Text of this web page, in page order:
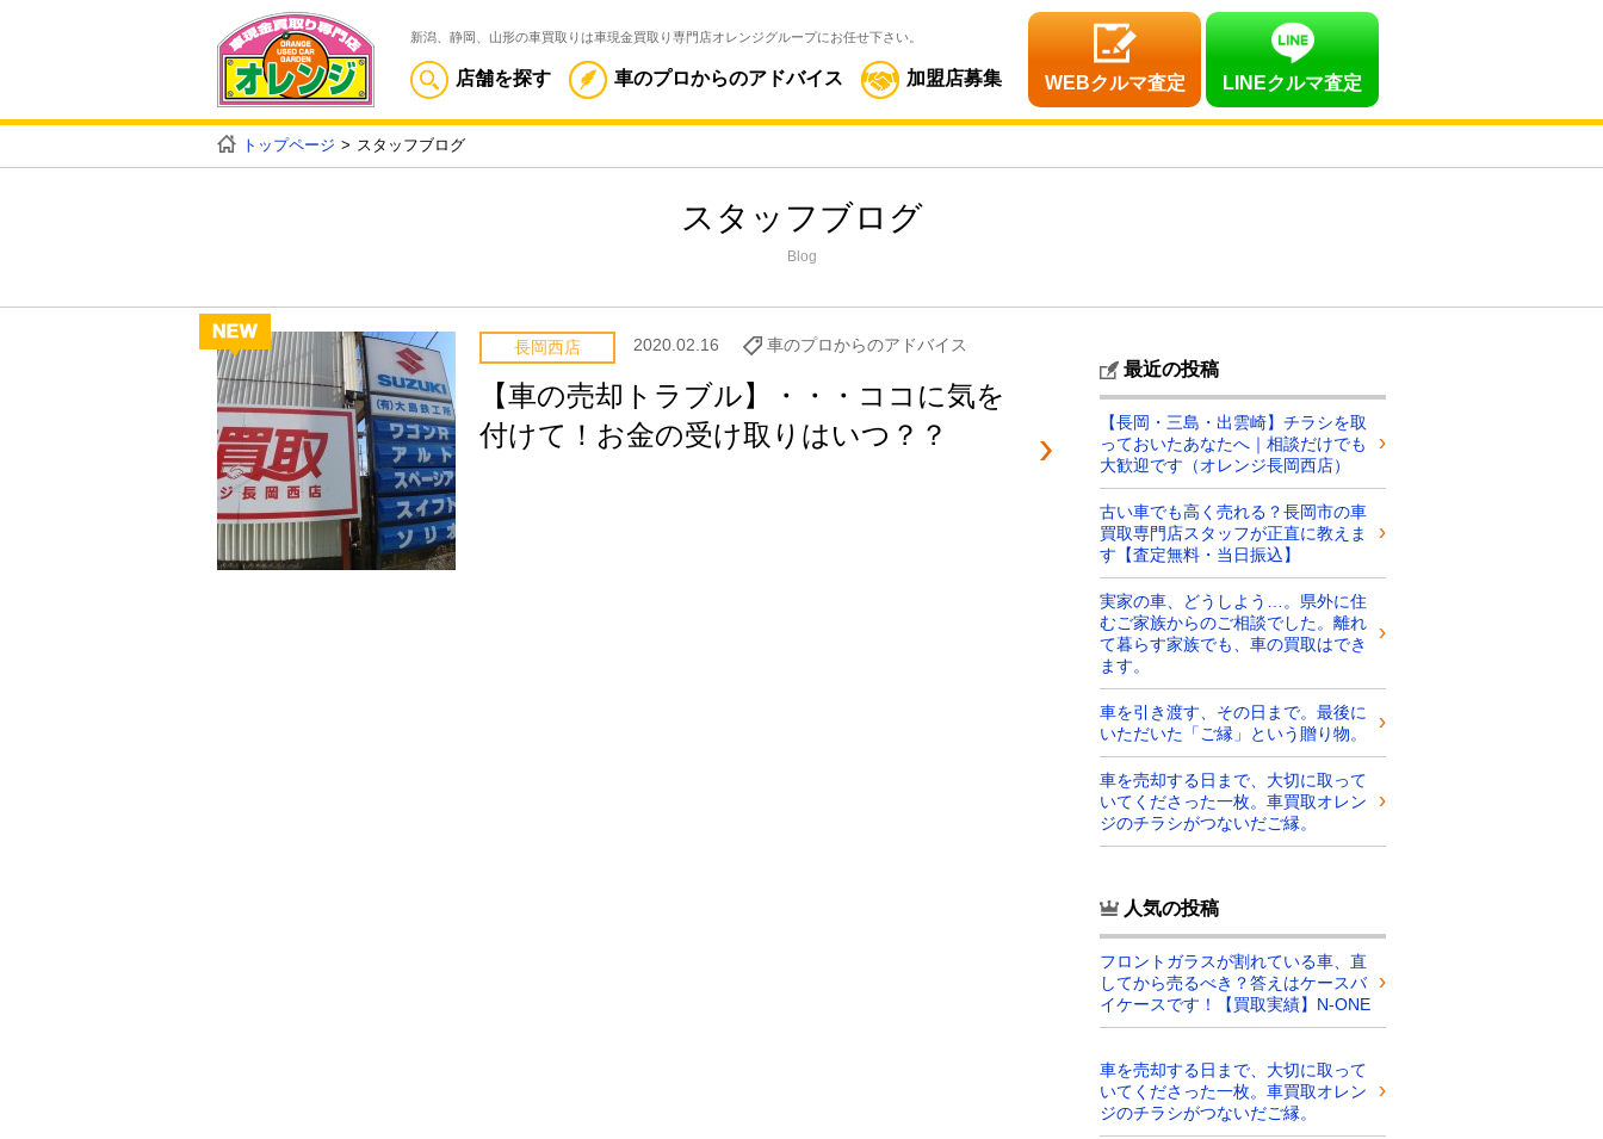
新潟、静岡、山形の車買取りは車現金買取り専門店オレンジグループにお任せ下さい。
店舗を探す 車のプロからのアドバイス 加盟店募集 WEBクルマ査定 LINEクルマ査定
トップページ スタッフブログ
スタッフブログ
Blog
長岡西店 2020.02.16 車のプロからのアドバイス
【車の売却トラブル】・・・ココに気を
付けて！お金の受け取りはいつ？？
最近の投稿
【長岡・三島・出雲崎】チラシを取
っておいたあなたへ｜相談だけでも
大歓迎です（オレンジ長岡西店）
古い車でも高く売れる？長岡市の車
買取専門店スタッフが正直に教えま
す【査定無料・当日振込】
実家の車、どうしよう…。県外に住
むご家族からのご相談でした。離れ
て暮らす家族でも、車の買取はでき
ます。
車を引き渡す、その日まで。最後に
いただいた「ご縁」という贈り物。
車を売却する日まで、大切に取って
いてくださった一枚。車買取オレン
ジのチラシがつないだご縁。
人気の投稿
フロントガラスが割れている車、直
してから売るべき？答えはケースバ
イケースです！【買取実績】N-ONE
車を売却する日まで、大切に取って
いてくださった一枚。車買取オレン
ジのチラシがつないだご縁。